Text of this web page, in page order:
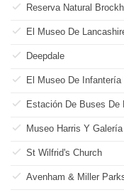
Reserva Natural
El Museo De
Deepdale
El Museo De
Estación De Buses De
Museo Harris Y
St Wilfrid's Church
Avenham & Miller